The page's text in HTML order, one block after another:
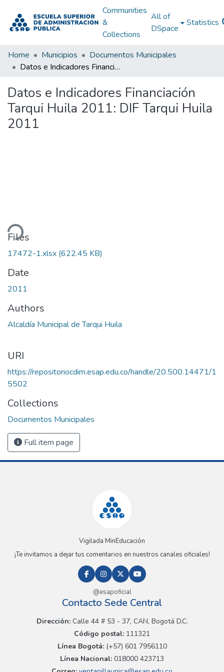
Communities
&
Collections
All of
DSpace
Statistics
Home Municipios
Documentos Municipales
Datos e Indicadores Financiación Tarqui Huila 2011: DIF Tarqui Huila 2011
Datos e Indicadores Financiación
Tarqui Huila 2011: DIF Tarqui Huila
2011
Files
17472-1.xlsx (622.45 KB)
Date
2011
Authors
Alcaldía Municipal de Tarqui Huila
URI
https://repositoriocdim.esap.edu.co/handle/20.500.14471/1
5502
Collections
Documentos Municipales
Full item page
Vigilada MinEducación
¡Te invitamos a dejar tus comentarios en nuestros canales oficiales!
@esapoficial
Contacto Sede Central
Dirección:Calle 44 # 53 - 37, CAN, Bogotá D.C.
Código postal: 111321
Línea Bogotá:(+57) 601 7956110
Línea Nacional: 018000 423713